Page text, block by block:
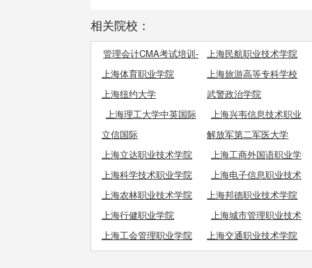
相关院校：
管理会计CMA考试培训-
推荐立信CMA!
上海民航职业技术学院
上海体育职业学院
上海旅游高等专科学校
上海纽约大学
武警政治学院
上海理工大学中英国际
上海兴韦信息技术职业
学院
立信国际
解放军第二军医大学
上海立达职业技术学院
上海工商外国语职业学
院
上海科学技术职业学院
上海电子信息职业技术
学院
上海农林职业技术学院
上海邦德职业技术学院
上海行健职业学院
上海城市管理职业技术
学院
上海工会管理职业学院 上海交通职业技术学院